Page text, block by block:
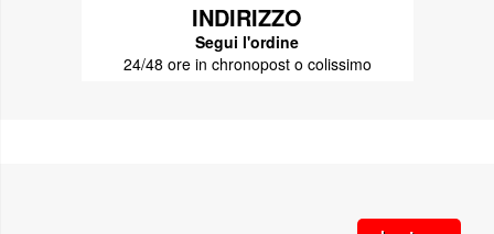
INDIRIZZO
Segui l'ordine
24/48 ore in chronopost o colissimo